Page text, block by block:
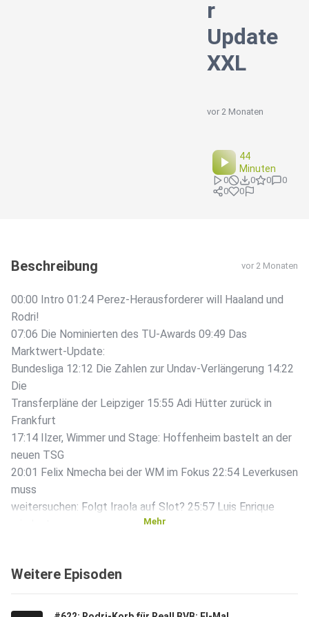
r
Update
XXL
vor 2 Monaten
44
Minuten
0 0 0
0
0
0
Beschreibung vor 2 Monaten
00:00 Intro 01:24 Perez-Herausforderer will Haaland und
Rodri!
07:06 Die Nominierten des TU-Awards 09:49 Das
Marktwert-Update:
Bundesliga 12:12 Die Zahlen zur Undav-Verlängerung 14:22
Die
Transferpläne der Leipziger 15:55 Adi Hütter zurück in
Frankfurt
17:14 Ilzer, Wimmer und Stage: Hoffenheim bastelt an der
neuen TSG
20:01 Felix Nmecha bei der WM im Fokus 22:54 Leverkusen
muss
weitersuchen: Folgt Iraola auf Slot? 25:57 Luis Enrique
Bundesliga
mit Schalke
Mehr
Weitere Episoden